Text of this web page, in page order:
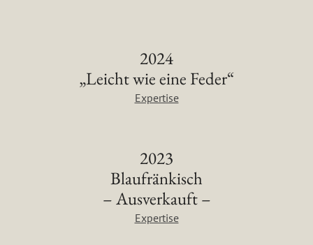
2024
„Leicht wie eine Feder“
Expertise
2023
Blaufränkisch
– Ausverkauft –
Expertise